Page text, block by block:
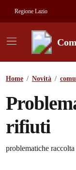
Regione Lazio
Home / Novità /
rifiuti
Dettagli
problematiche